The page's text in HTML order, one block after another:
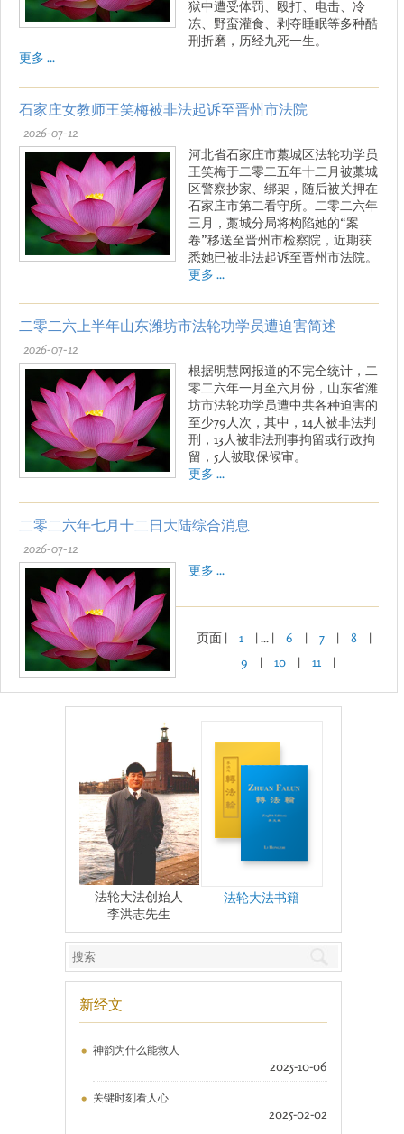
狱中遭受体罚、殴打、电击、冷
冻、野蛮灌食、剥夺睡眠等多种酷
刑折磨，历经九死一生。
更多 ...
石家庄女教师王笑梅被非法起诉至晋州市法院
2026-07-12
河北省石家庄市藁城区法轮功学员
王笑梅于二零二五年十二月被藁城
区警察抄家、绑架，随后被关押在
石家庄市第二看守所。二零二六年
三月，藁城分局将构陷她的“案
卷”移送至晋州市检察院，近期获
悉她已被非法起诉至晋州市法院。
更多 ...
二零二六上半年山东潍坊市法轮功学员遭迫害简述
2026-07-12
根据明慧网报道的不完全统计，二
零二六年一月至六月份，山东省潍
坊市法轮功学员遭中共各种迫害的
至少79人次，其中，14人被非法判
刑，13人被非法刑事拘留或行政拘
留，5人被取保候审。
更多 ...
二零二六年七月十二日大陆综合消息
2026-07-12
更多 ...
页面 | 1 | ... | 6 | 7 | 8
|
9
| 10 | 11 |
法轮大法创始人
李洪志先生
法轮大法书籍
新经文
神韵为什么能救人
2025-10-06
关键时刻看人心
2025-02-02